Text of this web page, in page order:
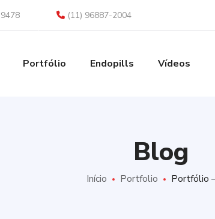
(11) 96887-2004
Portfólio Endopills Vídeos
Blog
Início Portfolio Portfólio